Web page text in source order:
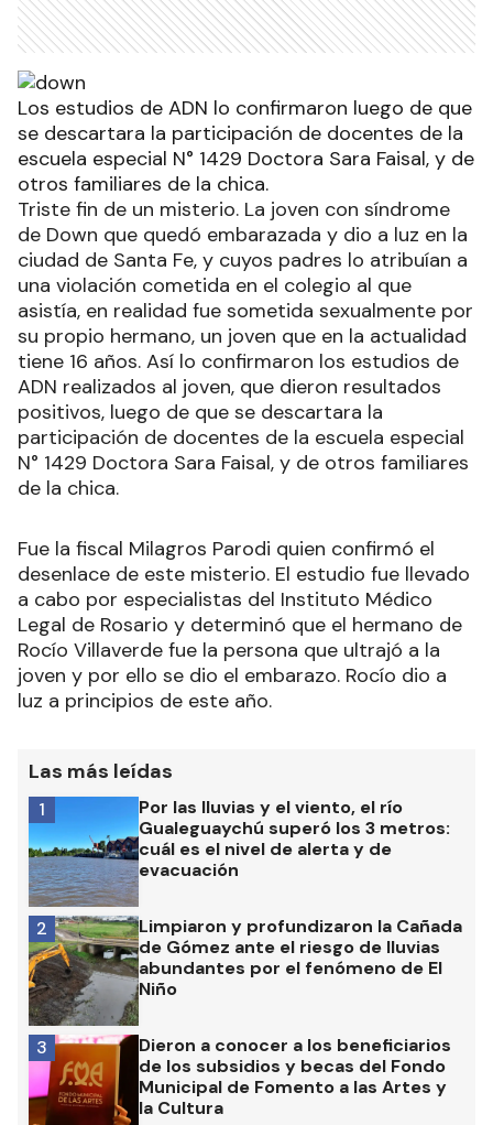
Los estudios de ADN lo confirmaron luego de que
se descartara la participación de docentes de la
escuela especial N° 1429 Doctora Sara Faisal, y de
otros familiares de la chica.
Triste fin de un misterio. La joven con síndrome
de Down que quedó embarazada y dio a luz en la
ciudad de Santa Fe, y cuyos padres lo atribuían a
una violación cometida en el colegio al que
asistía, en realidad fue sometida sexualmente por
su propio hermano, un joven que en la actualidad
tiene 16 años. Así lo confirmaron los estudios de
ADN realizados al joven, que dieron resultados
positivos, luego de que se descartara la
participación de docentes de la escuela especial
N° 1429 Doctora Sara Faisal, y de otros familiares
de la chica.
Fue la fiscal Milagros Parodi quien confirmó el
desenlace de este misterio. El estudio fue llevado
a cabo por especialistas del Instituto Médico
Legal de Rosario y determinó que el hermano de
Rocío Villaverde fue la persona que ultrajó a la
joven y por ello se dio el embarazo. Rocío dio a
luz a principios de este año.
Las más leídas
Por las lluvias y el viento, el río
Gualeguaychú superó los 3 metros:
cuál es el nivel de alerta y de
evacuación
1
Limpiaron y profundizaron la Cañada
de Gómez ante el riesgo de lluvias
abundantes por el fenómeno de El
Niño
2
Dieron a conocer a los beneficiarios
de los subsidios y becas del Fondo
Municipal de Fomento a las Artes y
la Cultura
3